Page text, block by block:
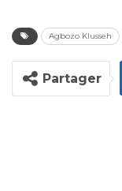
Agbozo Klusseh
Partager